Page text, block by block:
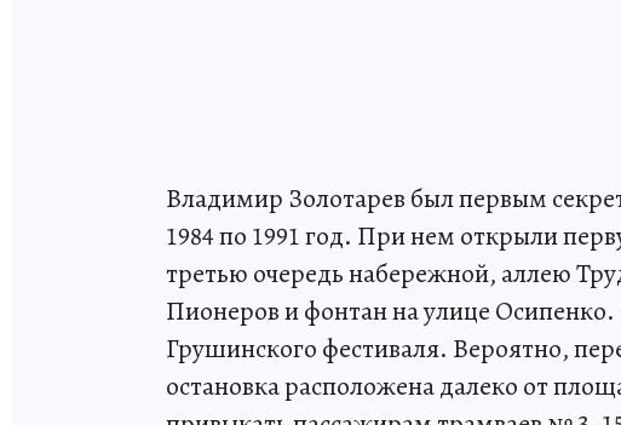
Владимир Золотарев был первым
1984 по 1991 год. При нем открыли
третью очередь набережной, аллею
Пионеров и фонтан на улице
Грушинского фестиваля. Вероятно,
остановка расположена далеко от